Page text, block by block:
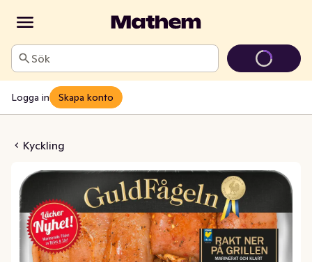
Sök
Logga in Skapa konto
Kyckling
BBQ